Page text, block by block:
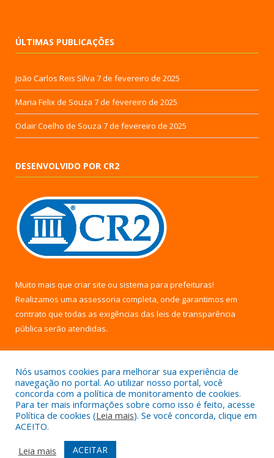
ÚLTIMAS PUBLICAÇÕES
João Carlos Reis Silva 7 de fevereiro de 2025
Maria Felix de Souza 7 de fevereiro de 2025
Odair Coelho de Souza 7 de fevereiro de 2025
DESENVOLVIDO POR CR2
Muito mais que criar site ou sistema para prefeituras!
Realizamos uma assessoria completa, onde garantimos em
contrato que todas as exigências das leis de transparência
pública serão atendidas.
Todos os direitos reservados a Câmara Municipal de Uruará.
Mapa do Site
Acessar Área Administrativa
Nós usamos cookies para melhorar sua experiência de
navegação no portal. Ao utilizar nosso portal, você
concorda com a política de monitoramento de cookies.
Para ter mais informações sobre como isso é feito, acesse
Política de cookies (Leia mais). Se você concorda, clique em
ACEITO.
Leia mais
ACEITAR